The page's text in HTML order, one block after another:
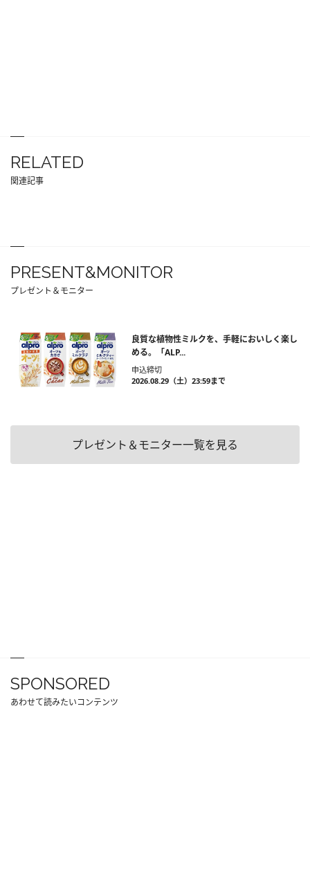
RELATED
関連記事
PRESENT&MONITOR
プレゼント＆モニター
良質な植物性ミルクを、手軽においしく楽し
める。「ALP...
申込締切
2026.08.29（土）23:59まで
プレゼント＆モニター一覧を見る
SPONSORED
あわせて読みたいコンテンツ